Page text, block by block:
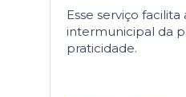
Esse serviço
intermunicipal da
praticidade.